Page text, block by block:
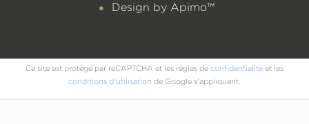
Design by Apimo™
Ce site est protégé par reCAPTCHA et les règles de confidentialité et les
conditions d'utilisation de Google s'appliquent.